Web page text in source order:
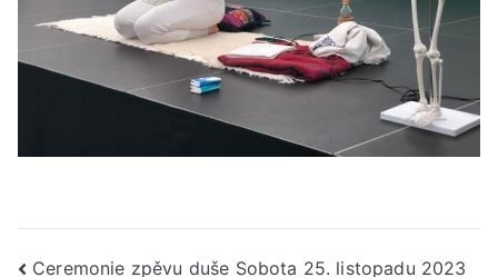
Ceremonie zpěvu duše Sobota 25. listopadu 2023